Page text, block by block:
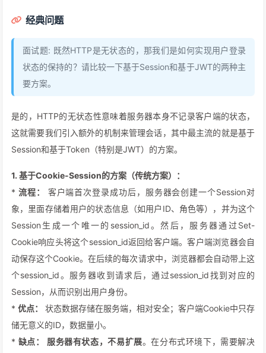
经典问题
面试题: 既然HTTP是无状态的，那我们是如何实现用户登录
状态的保持的？请比较一下基于Session和基于JWT的两种主
要方案。
是的，HTTP的无状态性意味着服务器本身不记录客户端的状态，
这就需要我们引入额外的机制来管理会话，其中最主流的就是基于
Session和基于Token（特别是JWT）的方案。
1. 基于Cookie-Session的方案（传统方案）：
* 流程：
客户端首次登录成功后，服务器会创建一个Session对
象，里面存储着用户的状态信息（如用户ID、角色等），并为这个
Session生成一个唯一的session_id。然后，服务器通过Set-
Cookie响应头将这个session_id返回给客户端。客户端浏览器会自
动保存这个Cookie。在后续的每次请求中，浏览器都会自动带上这
个session_id。服务器收到请求后，通过session_id找到对应的
Session，从而识别出用户身份。
* 优点：
状态数据存储在服务端，相对安全；客户端Cookie中只存
储无意义的ID，数据量小。
* 缺点： 服务器有状态，不易扩展。在分布式环境下，需要解决